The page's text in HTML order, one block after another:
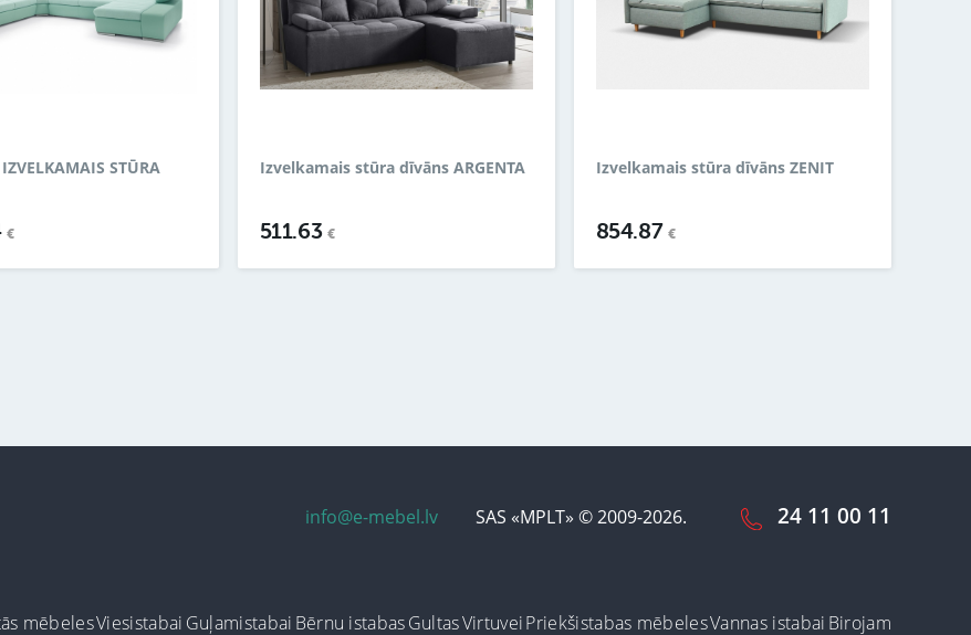
STŪRA
€
Izvelkamais stūra dīvāns ARGENTA
511.63 €
Izvelkamais stūra dīvāns ZENIT
854.87 €
info@e-mebel.lv SAS «MPLT» © 2009-2026. 24 11 00 11
mēbelesViesistabai Guļamistabai Bērnu istabasGultasVirtuveiPriekšistabas mēbelesVannas istabai Birojam